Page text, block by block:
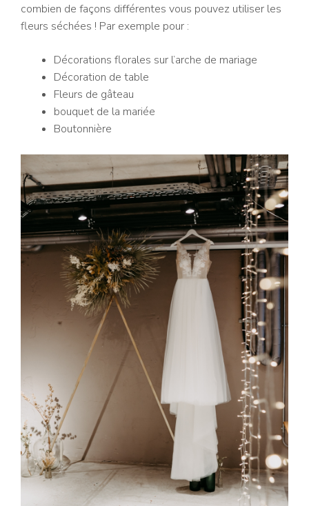
combien de façons différentes vous pouvez utiliser les
fleurs séchées ! Par exemple pour :
Décorations florales sur l’arche de mariage
Décoration de table
Fleurs de gâteau
bouquet de la mariée
Boutonnière